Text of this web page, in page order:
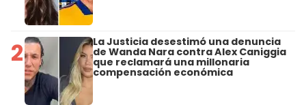
2 La Justicia desestimó una denuncia
de Wanda Nara contra Alex Caniggia
que reclamará una millonaria
compensación económica